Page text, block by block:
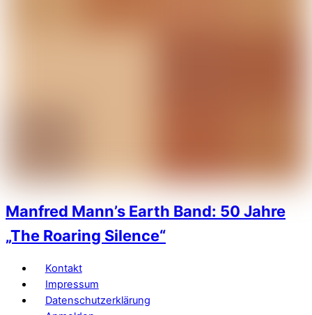
Manfred Mann’s Earth Band: 50 Jahre
„The Roaring Silence“
Kontakt
Impressum
Datenschutzerklärung